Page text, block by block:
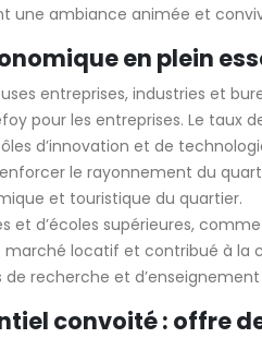
une ambiance animée et
en plein
entreprises, industries et
pour les entreprises. Le
d’innovation et de
le rayonnement du
et touristique du quartier.
et d’écoles supérieures,
locatif et contribué à la
recherche et
convoité : offre